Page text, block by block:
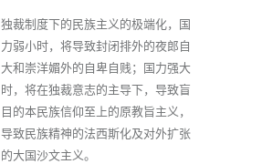
独裁制度下的民族主义的极端化，国
力弱小时，将导致封闭排外的夜郎自
大和崇洋媚外的自卑自贱；国力强大
时，将在独裁意志的主导下，导致盲
目的本民族信仰至上的原教旨主义，
导致民族精神的法西斯化及对外扩张
的大国沙文主义。